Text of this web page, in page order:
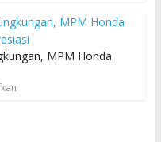
MPM Honda